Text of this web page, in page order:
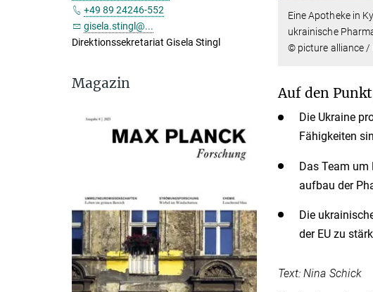
Eine Apotheke in
ukrainische
© picture alliance /
Auf den
Die Ukraine
Fähigkeiten
Das Team
aufbau der
Die
der EU zu
Text: Nina Schick
+49 89 24246-552
gisela.stingl@...
Direktionssekretariat Gisela Stingl
Magazin